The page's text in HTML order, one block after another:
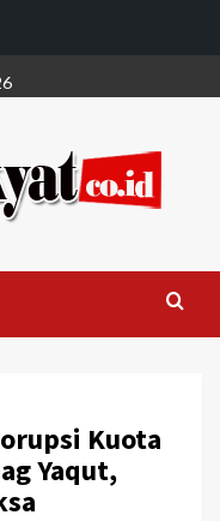
Kuota
Yaqut,